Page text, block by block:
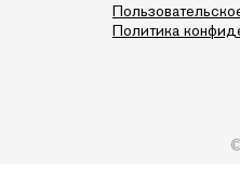
Политика